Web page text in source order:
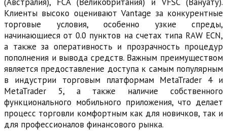
Клиенты высоко оценивают Vantage за конкурентные
торговые условия, особенно узкие спреды,
начинающиеся от 0.0 пунктов на счетах типа RAW ECN,
а также за оперативность и прозрачность процедур
пополнения и вывода средств. Важным преимуществом
является предоставление доступа к самым популярным
в индустрии торговым платформам MetaTrader 4 и
MetaTrader 5, а также наличие собственного
функционального мобильного приложения, что делает
процесс торговли комфортным как для новичков, так и
для профессионалов финансового рынка.